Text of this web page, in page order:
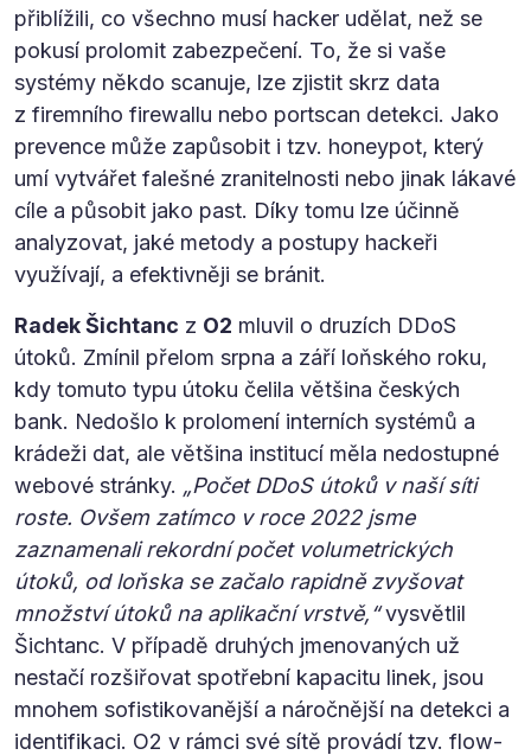
přiblížili, co všechno musí hacker udělat, než se
pokusí prolomit zabezpečení. To, že si vaše
systémy někdo scanuje, lze zjistit skrz data
z firemního firewallu nebo portscan detekci. Jako
prevence může zapůsobit i tzv. honeypot, který
umí vytvářet falešné zranitelnosti nebo jinak lákavé
cíle a působit jako past. Díky tomu lze účinně
analyzovat, jaké metody a postupy hackeři
využívají, a efektivněji se bránit.
Radek Šichtanc z O2 mluvil o druzích DDoS
útoků. Zmínil přelom srpna a září loňského roku,
kdy tomuto typu útoku čelila většina českých
bank. Nedošlo k prolomení interních systémů a
krádeži dat, ale většina institucí měla nedostupné
webové stránky. „Počet DDoS útoků v naší síti
roste. Ovšem zatímco v roce 2022 jsme
zaznamenali rekordní počet volumetrických
útoků, od loňska se začalo rapidně zvyšovat
množství útoků na aplikační vrstvě,“vysvětlil
Šichtanc. V případě druhých jmenovaných už
nestačí rozšiřovat spotřební kapacitu linek, jsou
mnohem sofistikovanější a náročnější na detekci a
identifikaci. O2 v rámci své sítě provádí tzv. flow-